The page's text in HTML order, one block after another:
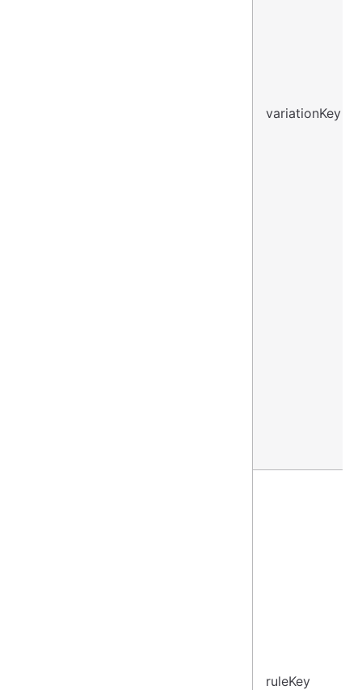
variationKey
ruleKey